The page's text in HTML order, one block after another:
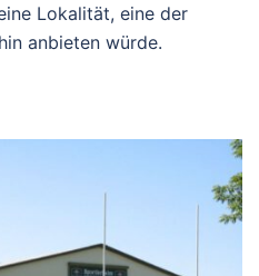
Lokalität, eine der
anbieten würde.